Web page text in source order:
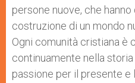
persone nuove, che
costruzione di un mondo
Ogni comunità cristiana è
continuamente nella
passione per il presente e